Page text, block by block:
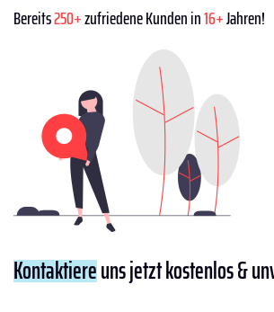
Bereits250+zufriedene Kunden in16+Jahren!
Kontaktiereuns jetzt kostenlos &